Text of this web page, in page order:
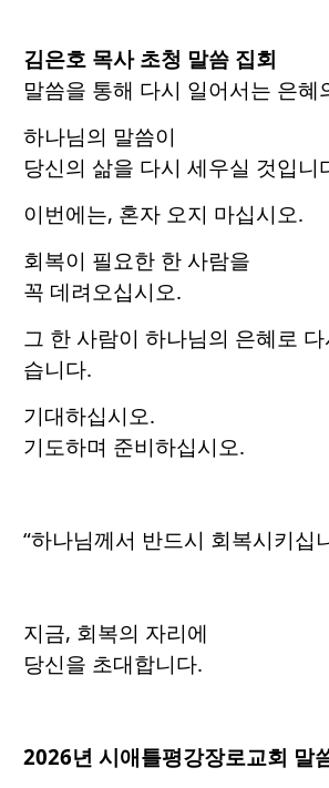
김은호 목사 초청 말씀 집회
말씀을 통해 다시 일어서는 은혜
하나님의 말씀이
당신의 삶을 다시 세우실 것입니
이번에는, 혼자 오지 마십시오.
회복이 필요한 한 사람을
꼭 데려오십시오.
그 한 사람이 하나님의 은혜로
습니다.
기대하십시오.
기도하며 준비하십시오.
“하나님께서 반드시 회복시키십
지금, 회복의 자리에
당신을 초대합니다.
2026년 시애틀평강장로교회 말